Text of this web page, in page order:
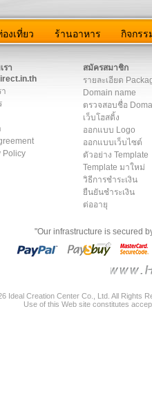
งเที่ยว ร้านอาหาร กิจกรร
รา
Policy
สมัครสมาชิก
รายละเอียด
Domain name
ตรวจสอบชื่อ
เว็บโฮสติ้ง
ออกแบบ Logo
ออกแบบเว็บไซต์
ตัวอย่าง Template
Template มาใหม่
วิธีการชำระเงิน
ยืนยันชำระเงิน
ต่ออายุ
"Our infrastructure is secured
Ideal Creation Center Co., Ltd. All Rights
Use of this Web site constitutes